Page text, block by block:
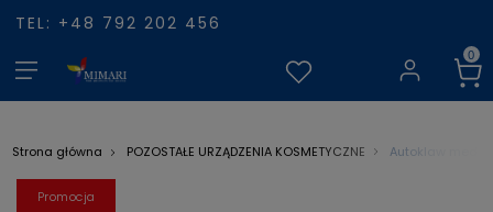
TEL: +48 792 202 456
Strona główna POZOSTAŁE URZĄDZENIA KOSMETYCZNE Autoklaw
promocja